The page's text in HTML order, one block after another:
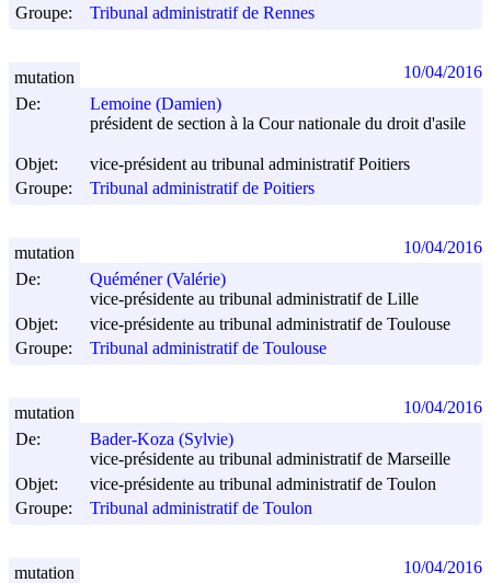
Groupe:
Tribunal administratif de Rennes
De:
Lemoine (Damien)
président de section à la Cour nationale du droit d'asile
Objet:
vice-président au tribunal administratif Poitiers
Groupe:
Tribunal administratif de Poitiers
mutation 10/04/2016
De:
Quéméner (Valérie)
vice-présidente au tribunal administratif de Lille
Objet:
vice-présidente au tribunal administratif de Toulouse
Groupe:
Tribunal administratif de Toulouse
mutation 10/04/2016
De:
Bader-Koza (Sylvie)
vice-présidente au tribunal administratif de Marseille
Objet:
vice-présidente au tribunal administratif de Toulon
Groupe:
Tribunal administratif de Toulon
mutation 10/04/2016
mutation 10/04/2016